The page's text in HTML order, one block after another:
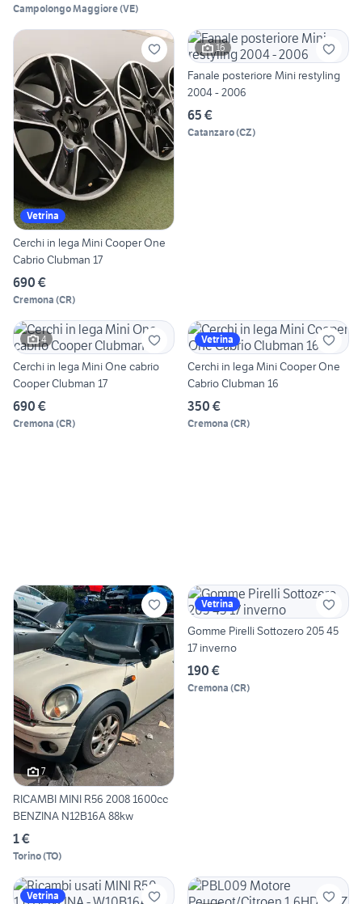
Campolongo Maggiore(VE)
Vetrina
Cerchi in lega Mini Cooper One
Cabrio Clubman 17
690 €
Cremona (CR)
16
Fanale posteriore Mini restyling
2004 - 2006
65 €
Catanzaro(CZ)
4
Cerchi in lega Mini One cabrio
Cooper Clubman 17
690 €
Cremona (CR)
Vetrina
Cerchi in lega Mini Cooper One
Cabrio Clubman 16
350 €
Cremona (CR)
7
RICAMBI MINI R56 2008 1600cc
BENZINA N12B16A 88kw
1 €
Torino(TO)
Vetrina
Gomme Pirelli Sottozero 205 45
17 inverno
190 €
Cremona (CR)
Vetrina